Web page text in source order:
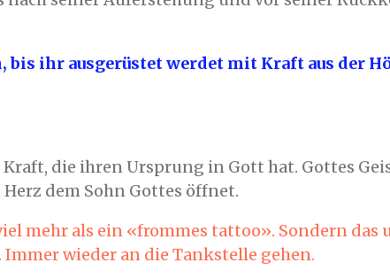
ihr ausgerüstet werdet mit Kraft aus der
die ihren Ursprung in Gott hat. Gottes
dem Sohn Gottes öffnet.
mehr als ein «frommes tattoo». Sondern
Immer wieder an die Tankstelle gehen.